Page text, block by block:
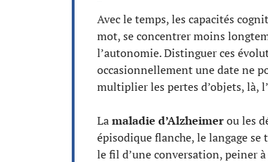
Avec le temps, les capacités
mot, se concentrer moins
l’autonomie. Distinguer ces
occasionnellement une date ne
multiplier les pertes d’objets, là,
Lamaladie d’Alzheimerou les
épisodique flanche, le langage
le fil d’une conversation, peiner